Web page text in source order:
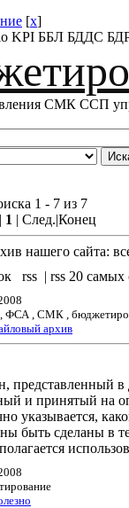
[x]
KPI ББЛ БДДС
СМК ССП
1 - 7 из 7
1 | След.|Конец
нашего сайта:
rss | rss 20
ФСА , СМК ,
архив
представленный
и принятый на
указывается,
быть сделаны в